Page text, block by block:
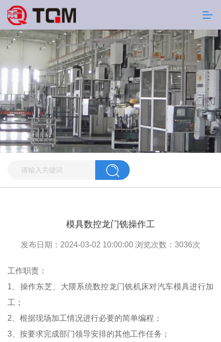
模具数控龙门铣操作工
发布日期：2024-03-02 10:00:00 浏览次数： 3036次
工作职责：
1、操作东芝、大隈系统数控龙门铣机床对汽车模具进行加
工；
2、根据现场加工情况进行必要的简单编程；
3、按要求完成部门领导安排的其他工作任务；